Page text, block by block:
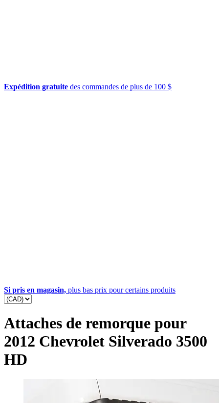
Expédition gratuite des commandes de plus de 100 $
Si pris en magasin, plus bas prix pour certains produits
Attaches de remorque pour
2012 Chevrolet Silverado 3500
HD